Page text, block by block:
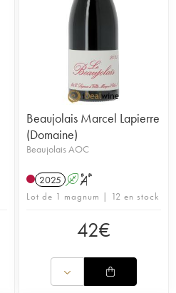
Beaujolais Marcel Lapierre
(Domaine)
Beaujolais AOC
2025 A S
Lot de 1 magnum | 12 en stock
42€